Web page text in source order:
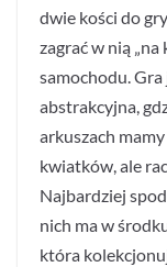
dwie kości do
zagrać w nią
samochodu.
abstrakcyjna,
arkuszach
kwiatków, ale
Najbardziej
nich ma w
która